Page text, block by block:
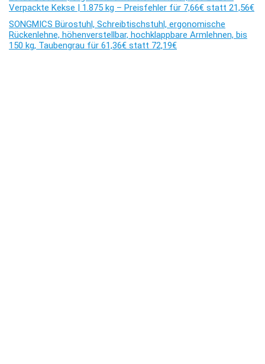
Verpackte Kekse | 1.875 kg – Preisfehler für 7,66€ statt 21,56€
SONGMICS Bürostuhl, Schreibtischstuhl, ergonomische
Rückenlehne, höhenverstellbar, hochklappbare Armlehnen, bis
150 kg, Taubengrau für 61,36€ statt 72,19€